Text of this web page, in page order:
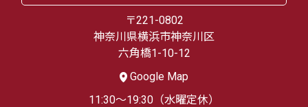
〒221-0802
神奈川県横浜市神奈川区
六角橋1-10-12
Google Map
11:30～19:30（水曜定休）